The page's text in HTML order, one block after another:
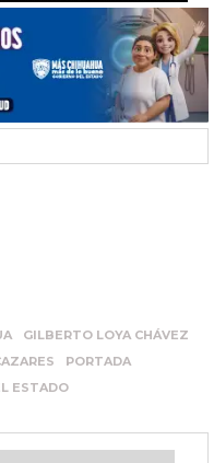
GILBERTO LOYA CHÁVEZ
PORTADA
ESTADO